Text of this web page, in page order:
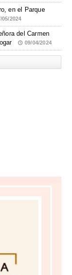
en el Parque
05/2024
del Carmen
09/04/2024